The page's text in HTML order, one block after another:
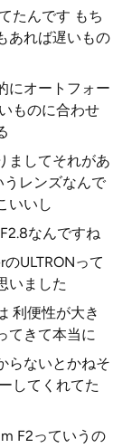
たんです もち
あれば遅いもの
にオートフォー
ものに合わせ
ましてそれがあ
うレンズなんで
いいし
なんですね
ULTRONって
いました
利便性が大き
てきて本当に
らないとかねそ
してくれてた
F2っていうの